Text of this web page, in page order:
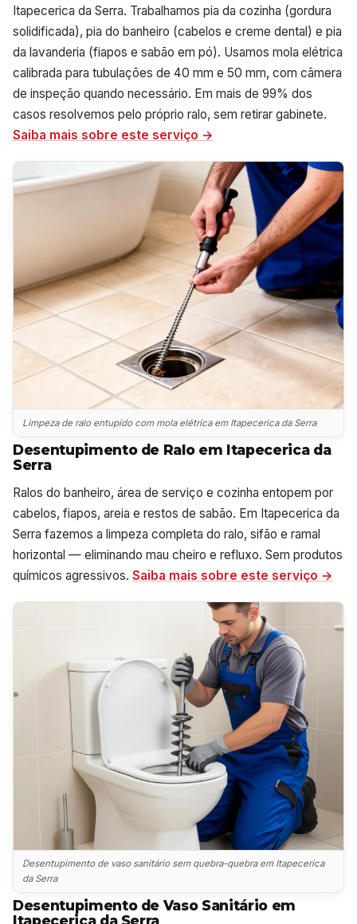
Itapecerica da Serra. Trabalhamos pia da cozinha (gordura
solidificada), pia do banheiro (cabelos e creme dental) e pia
da lavanderia (fiapos e sabão em pó). Usamos mola elétrica
calibrada para tubulações de 40 mm e 50 mm, com câmera
de inspeção quando necessário. Em mais de 99% dos
casos resolvemos pelo próprio ralo, sem retirar gabinete.
Saiba mais sobre este serviço →
Limpeza de ralo entupido com mola elétrica em Itapecerica da Serra
Desentupimento de Ralo em Itapecerica da
Serra
Ralos do banheiro, área de serviço e cozinha entopem por
cabelos, fiapos, areia e restos de sabão. Em Itapecerica da
Serra fazemos a limpeza completa do ralo, sifão e ramal
horizontal — eliminando mau cheiro e refluxo. Sem produtos
químicos agressivos. Saiba mais sobre este serviço →
Desentupimento de vaso sanitário sem quebra-quebra em Itapecerica
da Serra
Desentupimento de Vaso Sanitário em